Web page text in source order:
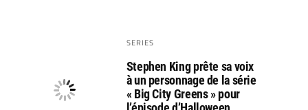
SERIES
Stephen King prête sa voix
à un personnage de la série
« Big City Greens » pour